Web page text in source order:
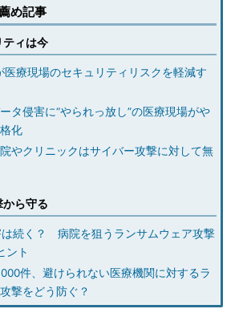
め記事
ティは今
医療現場のセキュリティリスクを軽減す
タ侵害に“やられっ放し”の医療現場がや
化
やクリニックはサイバー攻撃に対して無
ら守る
は続く？ 病院を狙うランサムウェア攻撃
ント
件、避けられない医療機関に対するラ
撃をどう防ぐ？